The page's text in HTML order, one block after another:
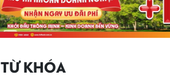
TỪ KHÓA